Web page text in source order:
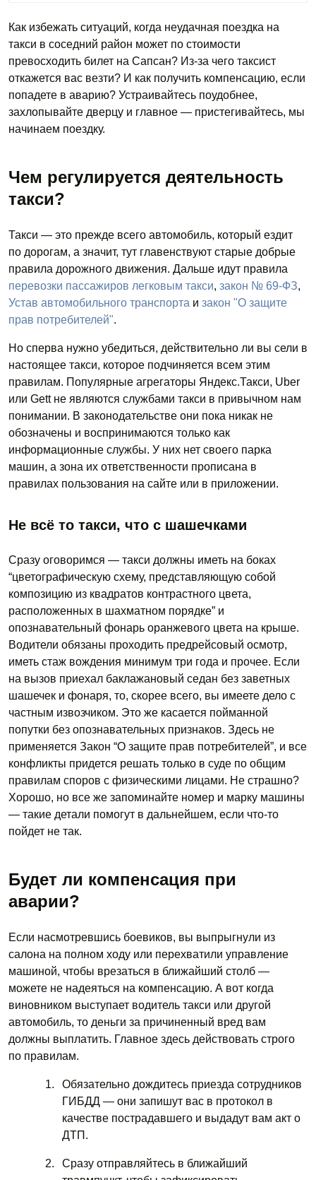
Как избежать ситуаций, когда неудачная поездка на
такси в соседний район может по стоимости
превосходить билет на Сапсан? Из-за чего таксист
откажется вас везти? И как получить компенсацию, если
попадете в аварию? Устраивайтесь поудобнее,
захлопывайте дверцу и главное — пристегивайтесь, мы
начинаем поездку.
Чем регулируется деятельность
такси?
Такси — это прежде всего автомобиль, который ездит
по дорогам, а значит, тут главенствуют старые добрые
правила дорожного движения. Дальше идут правила
перевозки пассажиров легковым такси, закон № 69-ФЗ,
Устав автомобильного транспорта и закон "О защите
прав потребителей".
Но сперва нужно убедиться, действительно ли вы сели в
настоящее такси, которое подчиняется всем этим
правилам. Популярные агрегаторы Яндекс.Такси, Uber
или Gett не являются службами такси в привычном нам
понимании. В законодательстве они пока никак не
обозначены и воспринимаются только как
информационные службы. У них нет своего парка
машин, а зона их ответственности прописана в
правилах пользования на сайте или в приложении.
Не всё то такси, что с шашечками
Сразу оговоримся — такси должны иметь на боках
“цветографическую схему, представляющую собой
композицию из квадратов контрастного цвета,
расположенных в шахматном порядке” и
опознавательный фонарь оранжевого цвета на крыше.
Водители обязаны проходить предрейсовый осмотр,
иметь стаж вождения минимум три года и прочее. Если
на вызов приехал баклажановый седан без заветных
шашечек и фонаря, то, скорее всего, вы имеете дело с
частным извозчиком. Это же касается пойманной
попутки без опознавательных признаков. Здесь не
применяется Закон “О защите прав потребителей”, и все
конфликты придется решать только в суде по общим
правилам споров с физическими лицами. Не страшно?
Хорошо, но все же запоминайте номер и марку машины
— такие детали помогут в дальнейшем, если что-то
пойдет не так.
Будет ли компенсация при
аварии?
Если насмотревшись боевиков, вы выпрыгнули из
салона на полном ходу или перехватили управление
машиной, чтобы врезаться в ближайший столб —
можете не надеяться на компенсацию. А вот когда
виновником выступает водитель такси или другой
автомобиль, то деньги за причиненный вред вам
должны выплатить. Главное здесь действовать строго
по правилам.
Обязательно дождитесь приезда сотрудников
ГИБДД — они запишут вас в протокол в
качестве пострадавшего и выдадут вам акт о
ДТП.
Сразу отправляйтесь в ближайший